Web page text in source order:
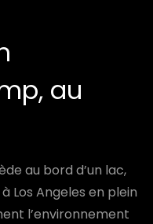
au
au bord d’un lac,
Los Angeles en plein
l’environnement